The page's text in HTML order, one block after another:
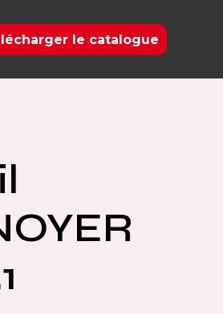
le catalogue